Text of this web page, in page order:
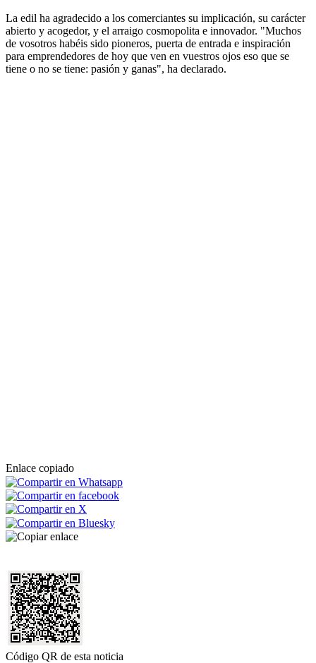
La edil ha agradecido a los comerciantes su implicación, su carácter
abierto y acogedor, y el arraigo cosmopolita e innovador. "Muchos
de vosotros habéis sido pioneros, puerta de entrada e inspiración
para emprendedores de hoy que ven en vuestros ojos eso que se
tiene o no se tiene: pasión y ganas", ha declarado.
Enlace copiado
Código QR de esta noticia